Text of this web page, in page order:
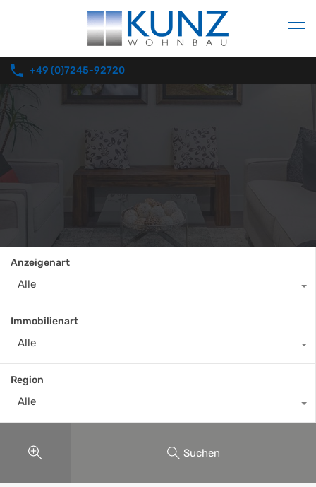
+49 (0)7245-92720
Anzeigenart
Alle
Immobilienart
Alle
Region
Alle
Suchen